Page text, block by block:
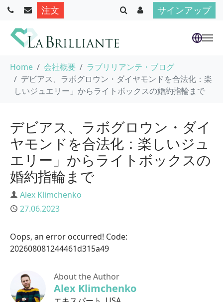
注文 サインアップ
Home 会社概要
ラブリリアンテ・ブログ
デビアス、ラボグロウン・ダイヤモンドを合法化：楽
しいジュエリー」からライトボックスの婚約指輪まで
デビアス、ラボグロウン・ダイ
ヤモンドを合法化：楽しいジュ
エリー」からライトボックスの
婚約指輪まで
Author
Alex Klimchenko
Published
27.06.2023
Oops, an error occurred! Code:
202608081244461d315a49
About the Author
Alex Klimchenko